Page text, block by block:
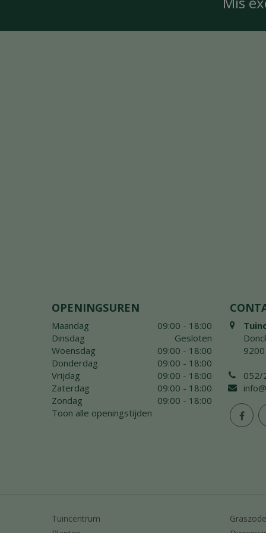
OPENINGSUREN
Maandag
09:00 - 18:00
Dinsdag
Gesloten
Woensdag
09:00 - 18:00
Donderdag
09:00 - 18:00
Vrijdag
09:00 - 18:00
Zaterdag
09:00 - 18:00
Zondag
09:00 - 18:00
Toon alle openingstijden
052/
Tuincentrum